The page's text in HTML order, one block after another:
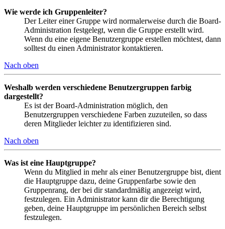
Wie werde ich Gruppenleiter?
Der Leiter einer Gruppe wird normalerweise durch die Board-
Administration festgelegt, wenn die Gruppe erstellt wird.
Wenn du eine eigene Benutzergruppe erstellen möchtest, dann
solltest du einen Administrator kontaktieren.
Nach oben
Weshalb werden verschiedene Benutzergruppen farbig
dargestellt?
Es ist der Board-Administration möglich, den
Benutzergruppen verschiedene Farben zuzuteilen, so dass
deren Mitglieder leichter zu identifizieren sind.
Nach oben
Was ist eine Hauptgruppe?
Wenn du Mitglied in mehr als einer Benutzergruppe bist, dient
die Hauptgruppe dazu, deine Gruppenfarbe sowie den
Gruppenrang, der bei dir standardmäßig angezeigt wird,
festzulegen. Ein Administrator kann dir die Berechtigung
geben, deine Hauptgruppe im persönlichen Bereich selbst
festzulegen.